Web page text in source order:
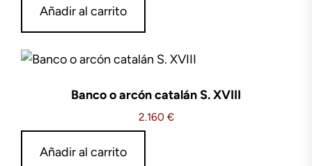
Añadir al carrito
Banco o arcón catalán S. XVIII
2.160 €
Añadir al carrito